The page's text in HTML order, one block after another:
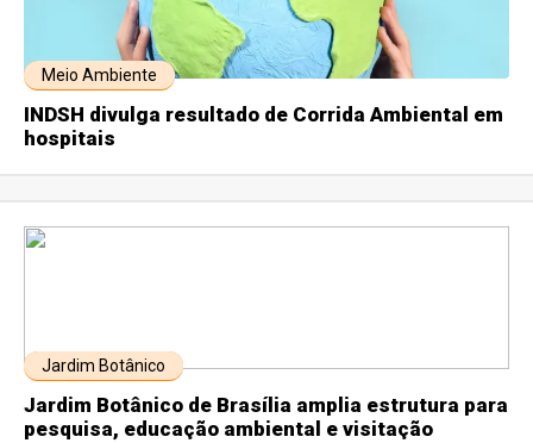
Meio Ambiente
INDSH divulga resultado de Corrida Ambiental em
hospitais
Jardim Botânico
Jardim Botânico de Brasília amplia estrutura para
pesquisa, educação ambiental e visitação